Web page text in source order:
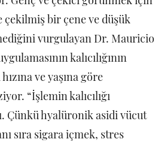
çekilmiş bir çene ve düşük
vurgulayan Dr. Mauricio
kalıcılığının
ve yaşına göre
“İşlemin kalıcılığı
Çünkü hyalüronik asidi vücut
sıra sigara içmek, stres